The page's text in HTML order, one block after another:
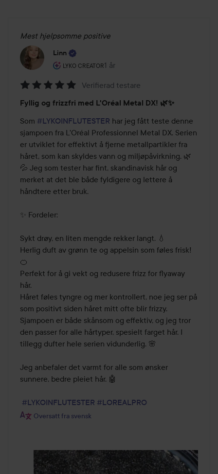
Mest hjelpsomme positive
Linn
LYKO CREATOR
Brukerens rolle: Lyko Creator.
1 år
Innlegget ble opprettet 1 år
5
av
5
Verifierad testare
Fyllig og frizzfri med L'Oréal Metal DX! 🌿✨
Som #LYKOINFLUTESTER har jeg fått teste denne
sjampoen fra L'Oréal Professionnel Metal DX. Serien
er utviklet for effektivt å fjerne metallpartikler fra
håret, som kan skyldes vann og miljøpåvirkning. 🌿
💦 Jeg som tester har fint, skandinavisk hår og
merket at det ble både fyldigere og lettere å
håndtere etter bruk.
✨ Fordeler:
Sykt drøy, en liten mengde rekker langt. 💧
Herlig duft av grønn te og appelsin som føles frisk!
🍊
Perfekt for å gi vekt og redusere frizz for flyaway
hår.
Håret føles tyngre og mer kontrollert, noe jeg ser på
som positivt siden håret mitt ofte blir frizzy.
Sjampoen er både skånsom og effektiv, og jeg tror
den passer for alle hårtyper, spesielt farget hår. I
tillegg dufter hele serien vidunderlig. 🌸
Jeg anbefaler det varmt for alle som ønsker
sunnere, bedre pleiet hår. 🤖
#LYKOINFLUTESTER #LOREALPRO
Oversatt fra svensk